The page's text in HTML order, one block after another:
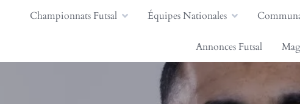
Championnats Futsal Équipes Nationales
Annonces Futsal